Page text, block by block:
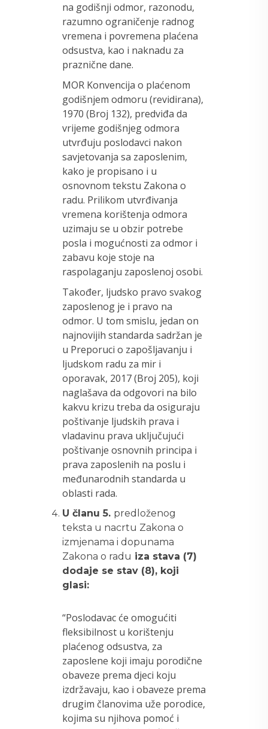
na godišnji odmor, razonodu,
razumno ograničenje radnog
vremena i povremena plaćena
odsustva, kao i naknadu za
praznične dane.
MOR Konvencija o plaćenom
godišnjem odmoru (revidirana),
1970 (Broj 132), predviđa da
vrijeme godišnjeg odmora
utvrđuju poslodavci nakon
savjetovanja sa zaposlenim,
kako je propisano i u
osnovnom tekstu Zakona o
radu. Prilikom utvrđivanja
vremena korištenja odmora
uzimaju se u obzir potrebe
posla i mogućnosti za odmor i
zabavu koje stoje na
raspolaganju zaposlenoj osobi.
Također, ljudsko pravo svakog
zaposlenog je i pravo na
odmor. U tom smislu, jedan on
najnovijih standarda sadržan je
u Preporuci o zapošljavanju i
ljudskom radu za mir i
oporavak, 2017 (Broj 205), koji
naglašava da odgovori na bilo
kakvu krizu treba da osiguraju
poštivanje ljudskih prava i
vladavinu prava uključujući
poštivanje osnovnih principa i
prava zaposlenih na poslu i
međunarodnih standarda u
oblasti rada.
U članu 5. predloženog
teksta u nacrtu Zakona o
izmjenama i dopunama
Zakona o radu iza stava (7)
dodaje se stav (8), koji
glasi:
“Poslodavac će omogućiti
fleksibilnost u korištenju
plaćenog odsustva, za
zaposlene koji imaju porodične
obaveze prema djeci koju
izdržavaju, kao i obaveze prema
drugim članovima uže porodice,
kojima su njihova pomoć i